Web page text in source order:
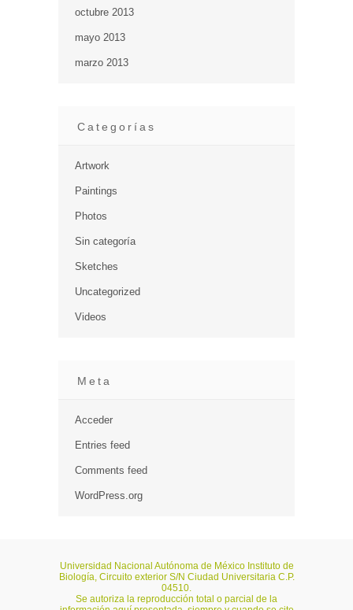
octubre 2013
mayo 2013
marzo 2013
Categorías
Artwork
Paintings
Photos
Sin categoría
Sketches
Uncategorized
Videos
Meta
Acceder
Entries feed
Comments feed
WordPress.org
Universidad Nacional Autónoma de México Instituto de
Biología, Circuito exterior S/N Ciudad Universitaria C.P.
04510.
Se autoriza la reproducción total o parcial de la